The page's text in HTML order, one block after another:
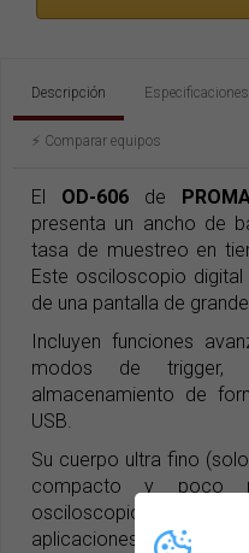
Descripción Especificaciones
⚡️ Comparar equipos
El OD-606 de
presenta un ancho de
tasa de muestreo en
Este osciloscopio
de una pantalla de
Incluyen funciones
modos de trigger,
almacenamiento de
USB.
Su cuerpo ultra fino
compacto y poco
osciloscopios
aplicaciones de